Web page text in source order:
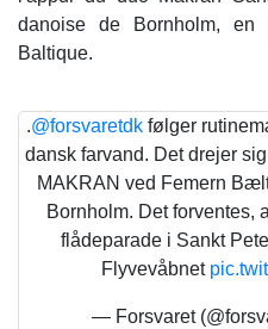
danoise de Bornholm,
Baltique.
.@forsvaretdk følger
dansk farvand. Det drejer
MAKRAN ved Femern
Bornholm. Det forventes,
flådeparade i Sankt
Flyvevåbnet
— Forsvaret